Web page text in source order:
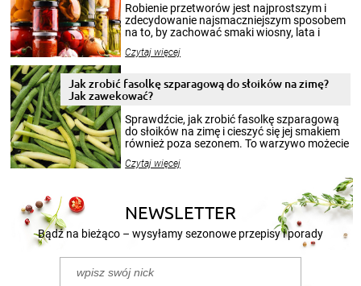
Robienie przetworów jest najprostszym i
zdecydowanie najsmaczniejszym sposobem
na to, by zachować smaki wiosny, lata i
krajobrazów, by cieszyć nimi oko w sezonie
pełni poczuć atmosferę cieplejszych
miesięcy. Przygotowanie słoików ze
smakowitą zawartością musi obejmować
patenty, które pozwolą zachować świeżość
przetworów.
Czytaj więcej
Jak zrobić fasolkę szparagową do słoików na zimę?
Jak zawekować?
Sprawdźcie, jak zrobić fasolkę szparagową
do słoików na zimę i cieszyć się jej smakiem
również poza sezonem. To warzywo możecie
nasze propozycje!
Czytaj więcej
NEWSLETTER
Bądź na bieżąco – wysyłamy sezonowe przepisy i porady